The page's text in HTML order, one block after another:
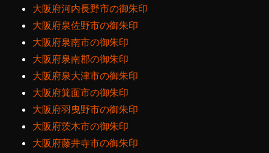
大阪府河内長野市の御朱印
大阪府泉佐野市の御朱印
大阪府泉南市の御朱印
大阪府泉南郡の御朱印
大阪府泉大津市の御朱印
大阪府箕面市の御朱印
大阪府羽曳野市の御朱印
大阪府茨木市の御朱印
大阪府藤井寺市の御朱印